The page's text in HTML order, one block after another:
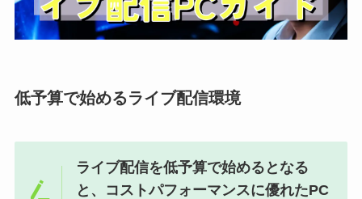
低予算で始めるライブ配信環境
ライブ配信を低予算で始めるとなる
と、コストパフォーマンスに優れたPC